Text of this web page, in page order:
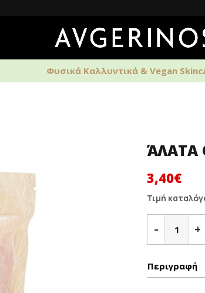
ΑΡΩΜΑΤΑ ΑΝΔΡΙΚΗ ΦΡΟΝΤΙΔΑ
Φυσικά Καλλυντικά & Vegan
ΆΛΑΤΑ
Original
price
was:
7,00€.
3,40€Η
Τιμή
-
ΆΛΑΤΑ
QUEEN
+
Περιγραφή